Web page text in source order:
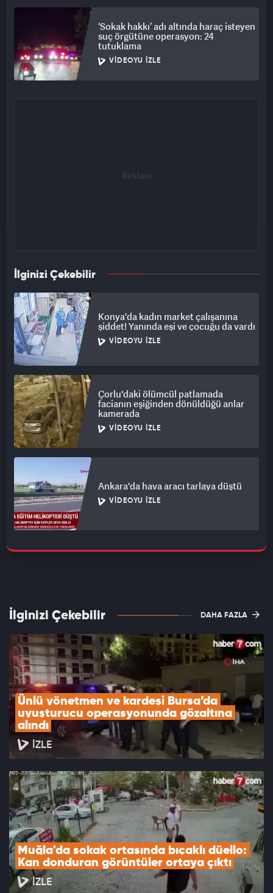
‘Sokak hakkı’ adı altında haraç isteyen
suç örgütüne operasyon: 24
tutuklama
VIDEOYU İZLE
İlginizi Çekebilir
Konya'da kadın market çalışanına
şiddet! Yanında eşi ve çocuğu da vardı
VIDEOYU İZLE
Çorlu'daki ölümcül patlamada
facianın eşiğinden dönüldüğü anlar
kamerada
VIDEOYU İZLE
Ankara'da hava aracı tarlaya düştü
VIDEOYU İZLE
İlginizi Çekebilir DAHA FAZLA
Ünlü yönetmen ve kardeşi Bursa’da
uyuşturucu operasyonunda gözaltına
alındı
İZLE
Muğla'da sokak ortasında bıçaklı düello:
Kan donduran görüntüler ortaya çıktı
İZLE